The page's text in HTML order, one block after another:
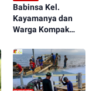
Babinsa Kel.
Kayamanya dan
Warga Kompak
Ciptakan
Lingkungan Bersih
dan Nyaman